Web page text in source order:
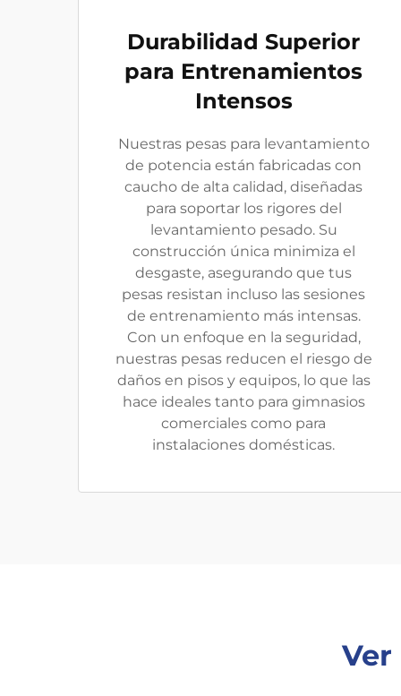
Durabilidad Superior
para Entrenamientos
Intensos
Nuestras pesas para levantamiento
de potencia están fabricadas con
caucho de alta calidad, diseñadas
para soportar los rigores del
levantamiento pesado. Su
construcción única minimiza el
desgaste, asegurando que tus
pesas resistan incluso las sesiones
de entrenamiento más intensas.
Con un enfoque en la seguridad,
nuestras pesas reducen el riesgo de
daños en pisos y equipos, lo que las
hace ideales tanto para gimnasios
comerciales como para
instalaciones domésticas.